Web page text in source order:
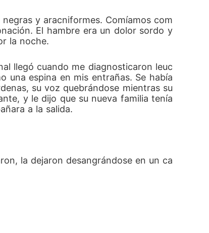
y aracniformes. Comíamos com
El hambre era un dolor sordo y
la noche.
llegó cuando me diagnosticaron leuc
una espina en mis entrañas. Se había
su voz quebrándose mientras su
y le dijo que su nueva familia tenía
a la salida.
la dejaron desangrándose en un ca